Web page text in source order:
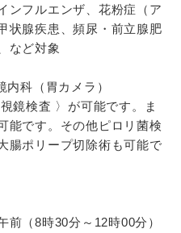
ンフルエンザ、花粉症（ア
状腺疾患、頻尿・前立腺肥
など対象
科（胃カメラ）
鏡検査 〉が可能です。ま
能です。その他ピロリ菌検
腸ポリープ切除術も可能で
（8時30分～12時00分）